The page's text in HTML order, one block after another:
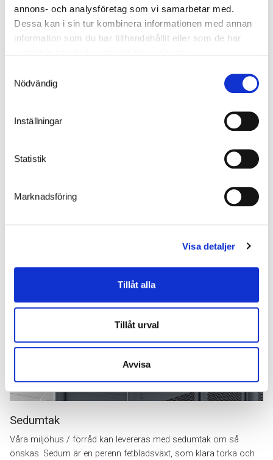
annons- och analysföretag som vi samarbetar med.
Dessa kan i sin tur kombinera informationen med annan
information som du har tillhandahållit eller som de har
Nödvändig
Inställningar
Statistik
Marknadsföring
Visa detaljer
Tillåt alla
Tillåt urval
Avvisa
Tillval
finnas med i den ursprungliga beställningen.
LED-belysning
Integrerad LED-belysning som både är energi- och
Sedumtak
Våra miljöhus / förråd kan levereras med sedumtak om så
önskas. Sedum är en perenn fetbladsväxt, som klara torka och